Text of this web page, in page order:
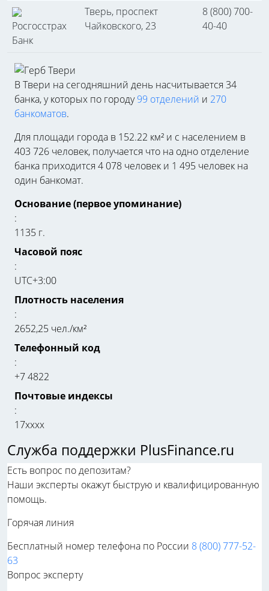
Росгосстрах
Банк
Тверь, проспект
Чайковского, 23
8 (800) 700-
40-40
В Твери на сегодняшний день насчитывается 34
банка, у которых по городу99 отделений и 270
банкоматов.
Для площади города в 152.22 км² и с населением в
403 726 человек, получается что на одно отделение
банка приходится 4 078 человек и 1 495 человек на
один банкомат.
Основание (первое упоминание)
:
1135 г.
Часовой пояс
:
UTC+3:00
Плотность населения
:
2652,25 чел./км²
Телефонный код
:
+7 4822
Почтовые индексы
:
17xxxx
Служба поддержки PlusFinance.ru
Есть вопрос по депозитам?
Наши эксперты окажут быструю и квалифицированную
помощь.
Горячая линия
Бесплатный номер телефона по России 8 (800) 777-52-
63
Вопрос эксперту